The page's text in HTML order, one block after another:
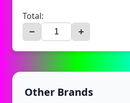
Total:
− +
Other Brands